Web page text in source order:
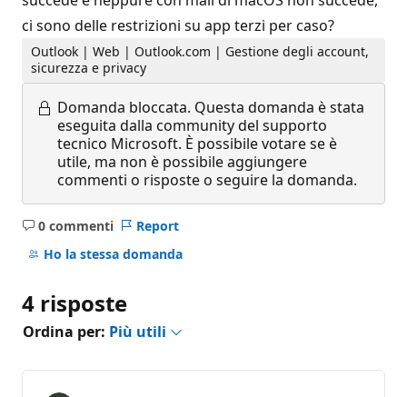
ci sono delle restrizioni su app terzi per caso?
Outlook | Web | Outlook.com | Gestione degli account,
sicurezza e privacy
Domanda bloccata. Questa domanda è stata
eseguita dalla community del supporto
tecnico Microsoft. È possibile votare se è
utile, ma non è possibile aggiungere
commenti o risposte o seguire la domanda.
0 commenti
Nessun
commento
Report
Ho la stessa domanda
4 risposte
Ordina per: Più utili